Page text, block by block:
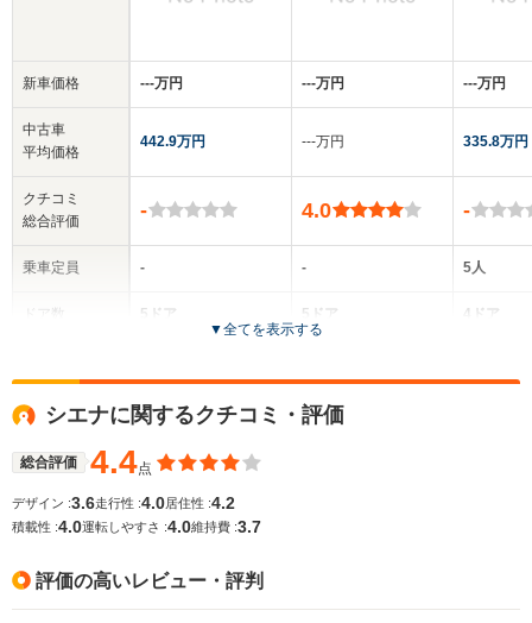
新車価格
中古車
平均価格
クチコミ
総合評価
乗車定員
ドア数
サイズ
‐‐‐万円
442.9万円
-
-
5ドア
-m
-m
‐‐‐万円
‐‐‐万円
4.0
-
5ドア
‐‐‐万円
335.8万円
-
5人
4ドア
▼全てを表示する
シエナに関するクチコミ・評価
総合評価 4.4点
デザイン :3.6走行性 :4.0居住性 :4.2
積載性 :4.0運転しやすさ :4.0維持費 :3.7
評価の高いレビュー・評判